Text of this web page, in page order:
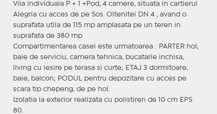
Vila individuala P + 1 +Pod, 4 camere, situata in cartierul
Alegria cu acces de pe Sos. Oltenitei DN 4 , avand o
suprafata utila de 115 mp amplasata pe un teren in
suprafata de 380 mp
Compartimentarea casei este urmatoarea : PARTER hol,
baie de serviciu, camera tehnica, bucatarie inchisa,
living cu iesire pe terasa si curte; ETAJ 3 dormitoare,
baie, balcon; PODUL pentru depozitare cu acces pe
scara tip chepeng, de pe hol.
Izolatia la exterior realizata cu polistiren de 10 cm EPS
80.